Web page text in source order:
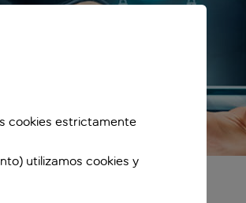
cookies estrictamente
utilizamos cookies y